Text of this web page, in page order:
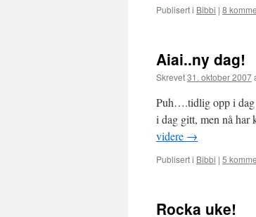
Publisert i Bibbi | 8
Aiai..ny dag!
Skrevet31. oktober 2007
Puh….tidlig opp i dag
i dag gitt, men nå
videre →
Publisert i Bibbi | 5
Rocka uke!